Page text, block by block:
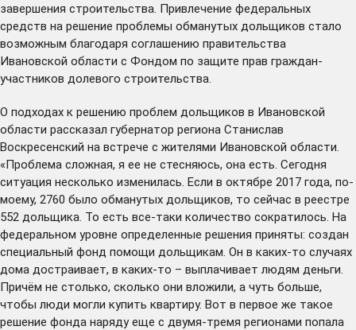
завершения строительства. Привлечение федеральных
средств на решение проблемы обманутых дольщиков стало
возможным благодаря соглашению правительства
Ивановской области с Фондом по защите прав граждан-
участников долевого строительства.
О подходах к решению проблем дольщиков в Ивановской
области рассказал губернатор региона Станислав
Воскресенский на встрече с жителями Ивановской области.
«Проблема сложная, я ее не стесняюсь, она есть. Сегодня
ситуация несколько изменилась. Если в октябре 2017 года, по-
моему, 2760 было обманутых дольщиков, то сейчас в реестре
552 дольщика. То есть все-таки количество сократилось. На
федеральном уровне определенные решения приняты: создан
специальный фонд помощи дольщикам. Он в каких-то случаях
дома достраивает, в каких-то – выплачивает людям деньги.
Причём не столько, сколько они вложили, а чуть больше,
чтобы люди могли купить квартиру. Вот в первое же такое
решение фонда наряду еще с двумя-тремя регионами попала